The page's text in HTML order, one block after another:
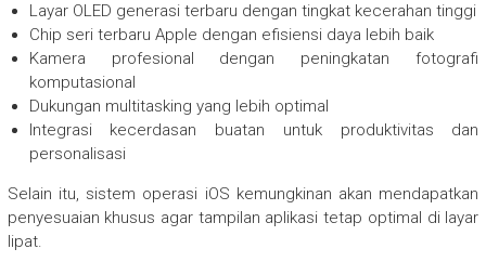
Layar OLED generasi terbaru dengan tingkat kecerahan tinggi
Chip seri terbaru Apple dengan efisiensi daya lebih baik
Kamera profesional dengan peningkatan fotografi
komputasional
Dukungan multitasking yang lebih optimal
Integrasi kecerdasan buatan untuk produktivitas dan
personalisasi
Selain itu, sistem operasi iOS kemungkinan akan mendapatkan
penyesuaian khusus agar tampilan aplikasi tetap optimal di layar
lipat.